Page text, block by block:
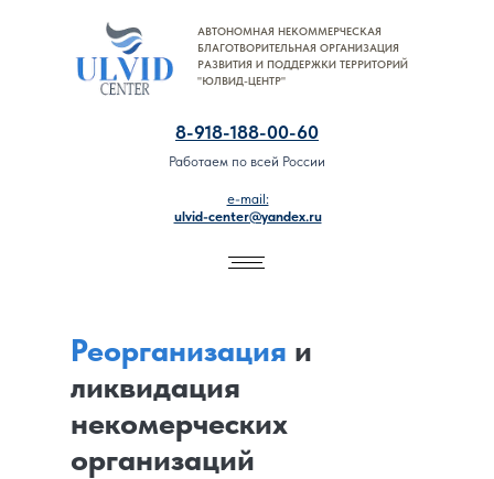
АВТОНОМНАЯ НЕКОММЕРЧЕСКАЯ
БЛАГОТВОРИТЕЛЬНАЯ ОРГАНИЗАЦИЯ
РАЗВИТИЯ И ПОДДЕРЖКИ ТЕРРИТОРИЙ
"ЮЛВИД-ЦЕНТР"
8-918-188-00-60
Работаем по всей России
e-mail:
ulvid-center@yandex.ru
8-918-188-00-60
Реорганизация и
ликвидация
некомерческих
организаций